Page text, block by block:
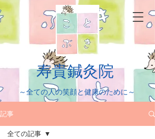
​寿貴鍼灸院
​～全ての人の笑顔と健康のために～
記事
全ての記事